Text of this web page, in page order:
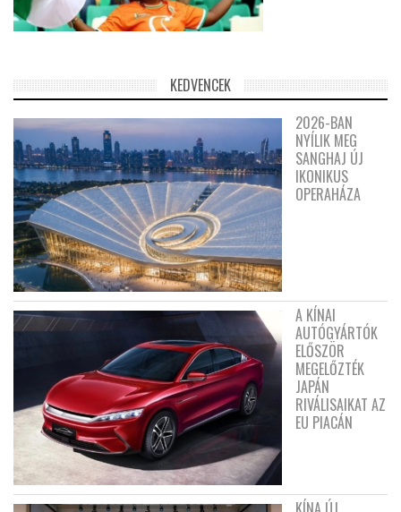
KEDVENCEK
2026-BAN
NYÍLIK MEG
SANGHAJ ÚJ
IKONIKUS
OPERAHÁZA
A KÍNAI
AUTÓGYÁRTÓK
ELŐSZÖR
MEGELŐZTÉK
JAPÁN
RIVÁLISAIKAT AZ
EU PIACÁN